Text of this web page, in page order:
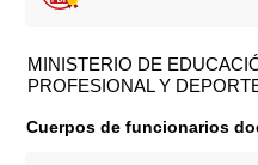
MINISTERIO DE
PROFESIONAL Y
Cuerpos de funcionarios